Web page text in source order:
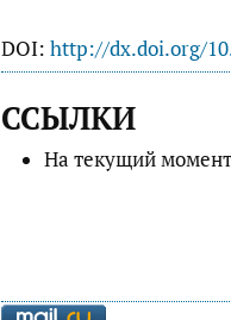
DOI: http://dx.doi.org/
ССЫЛКИ
На текущий